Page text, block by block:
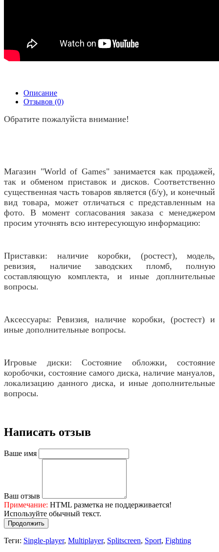
Описание
Отзывов (0)
Обратите пожалуйста внимание!
Магазин "World of Games" занимается как продажей,
так и обменом приставок и дисков. Соответственно
существенная часть товаров является (б/у), и конечный
вид товара, может отличаться с представленным на
фото. В момент согласования заказа с менеджером
просим уточнять всю интересующую информацию:
Приставки: наличие коробки, (ростест), модель,
ревизия, наличие заводских пломб, полную
составляющую комплекта, и иные доплнительные
вопросы.
Аксессуары: Ревизия, наличие коробки, (ростест) и
иные дополнительные вопросы.
Игровые диски: Состояние обложки, состояние
коробочки, состояние самого диска, наличие мануалов,
локализацию данного диска, и иные дополнительные
вопросы.
Написать отзыв
Ваше имя
Ваш отзыв
Примечание: HTML разметка не поддерживается!
Используйте обычный текст.
Продолжить
Теги: Single-player, Multiplayer, Splitscreen, Sport, Fighting